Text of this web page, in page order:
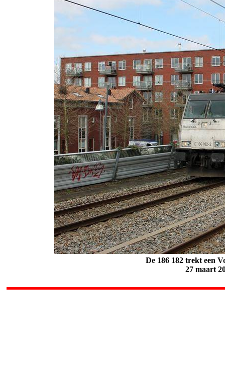
De 186 182 trekt een
27 maart